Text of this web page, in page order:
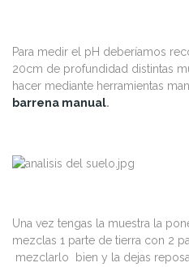
Para medir el pH deberíamos
20cm de profundidad distintas
hacer mediante herramientas
barrena manual.
Una vez tengas la muestra la
mezclas 1 parte de tierra con 2
mezclarlo bien y la dejas